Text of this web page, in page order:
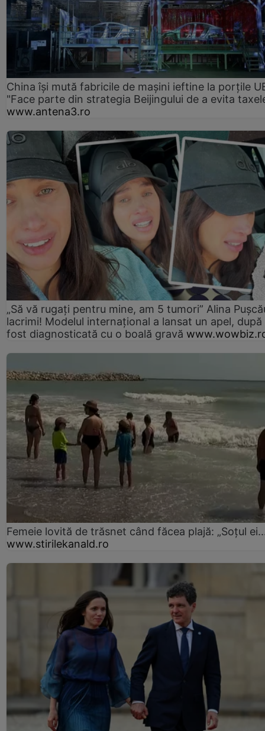
China își mută fabricile de mașini ieftine la porțile
"Face parte din strategia Beijingului de a evita
www.antena3.ro
„Să vă rugați pentru mine, am 5 tumori” Alina
lacrimi! Modelul internațional a lansat un apel, după
fost diagnosticată cu o boală gravă
Femeie lovită de trăsnet când făcea plajă: „Soțul
www.stirilekanald.ro